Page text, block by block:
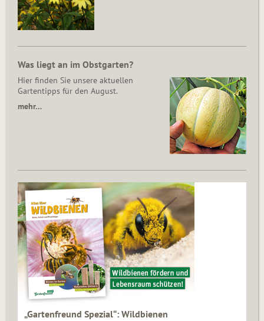
Was liegt an im Obstgarten?
Hier finden Sie unsere aktuellen
Gartentipps für den August.
mehr…
„Gartenfreund Spezial“: Wildbienen